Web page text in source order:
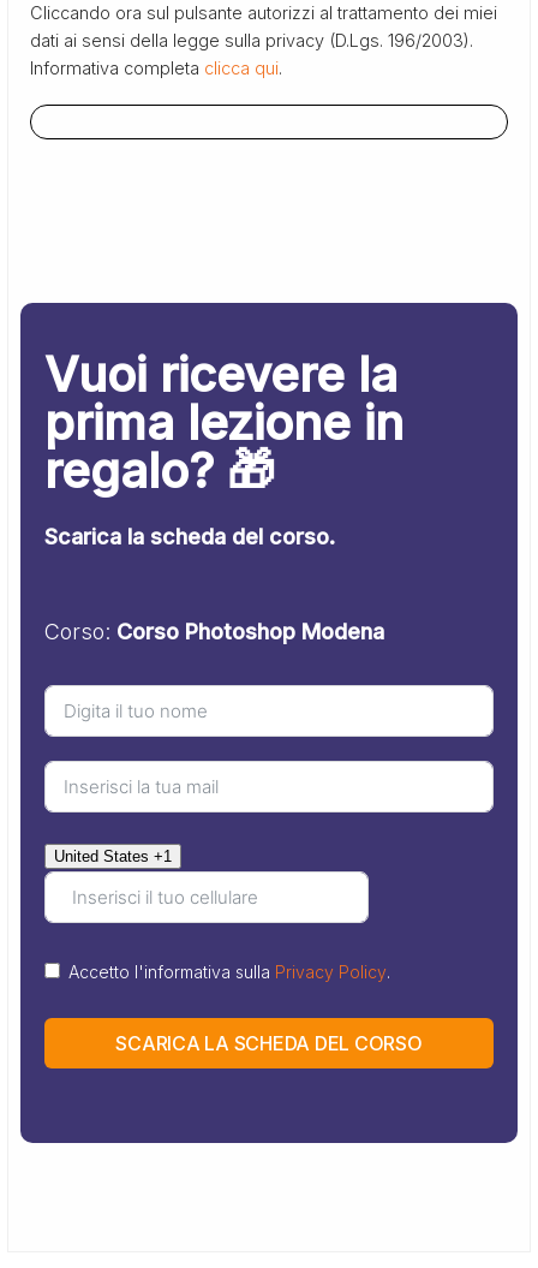
Cliccando ora sul pulsante autorizzi al trattamento dei miei
dati ai sensi della legge sulla privacy (D.Lgs. 196/2003).
Informativa completa clicca qui.
Vuoi ricevere la
prima lezione in
regalo? 🎁
Scarica la scheda del corso.
Corso: Corso Photoshop Modena
United States +1
Accetto l'informativa sulla Privacy Policy.
SCARICA LA SCHEDA DEL CORSO